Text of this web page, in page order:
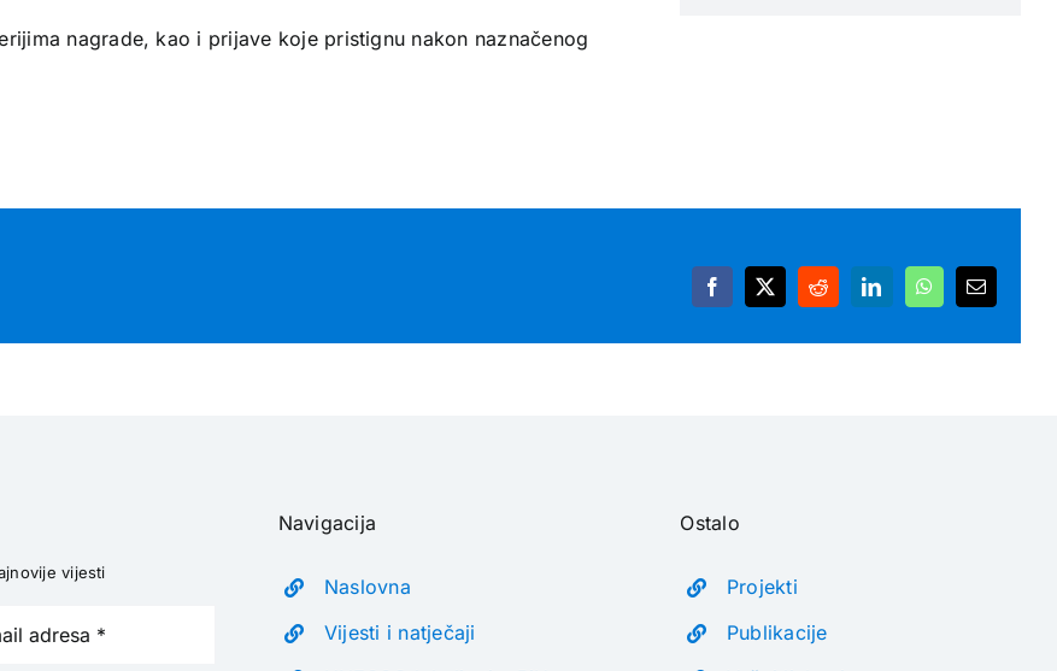
nagrade, kao i prijave koje pristignu nakon naznačenog
Facebook
X RedditLinkedInWhatsApp
Email
vijesti
Navigacija
Naslovna
Vijesti i natječaji
Ostalo
Projekti
Publikacije